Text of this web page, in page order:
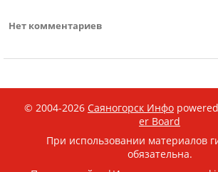
Нет комментариев
© 2004-2026 Саяногорск Инфо
er Board
При использовании материалов
обязательна.